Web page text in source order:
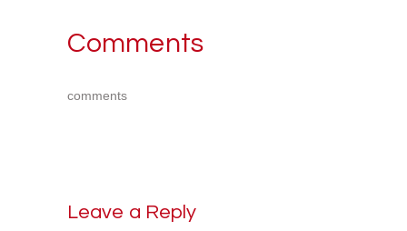
Comments
comments
Leave a Reply